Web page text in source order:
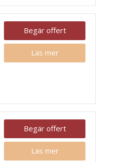
Begär offert
Läs mer
Begär offert
Läs mer